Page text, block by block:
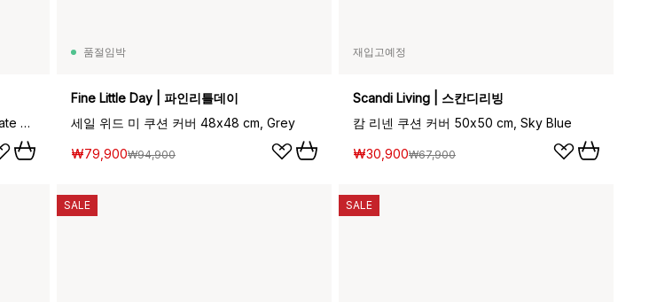
캄 리넨 쿠션 커버 50x50 cm, Chocolate Brown
품절임박
Fine Little Day | 파인리틀데이
세일 위드 미 쿠션 커버 48x48 cm, Grey
₩79,900₩94,900
재입고예정
Scandi Living | 스칸디리빙
캄 리넨 쿠션 커버 50x50 cm, Sky Blue
₩30,900₩67,900
SALE SALE